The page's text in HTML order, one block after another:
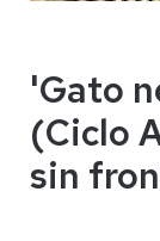
'Gato
(Ciclo
sin